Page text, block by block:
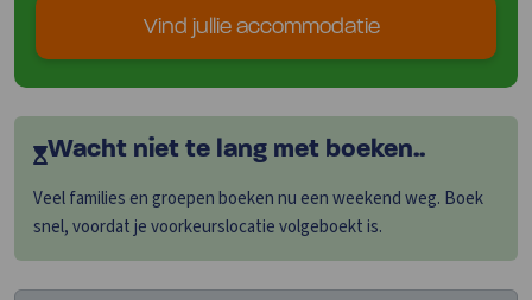
Vind jullie accommodatie
Wacht niet te lang met boeken..
Veel families en groepen boeken nu een weekend weg. Boek
snel, voordat je voorkeurslocatie volgeboekt is.